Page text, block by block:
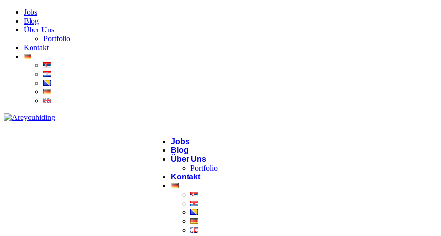
Jobs
Blog
Über Uns
Portfolio
Kontakt
Jobs
Blog
Über Uns
Portfolio
Kontakt